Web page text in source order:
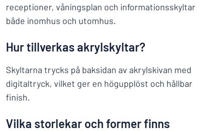
receptioner, våningsplan och informationsskyltar
både inomhus och utomhus.
Hur tillverkas akrylskyltar?
Skyltarna trycks på baksidan av akrylskivan med
digitaltryck, vilket ger en högupplöst och hållbar
finish.
Vilka storlekar och former finns